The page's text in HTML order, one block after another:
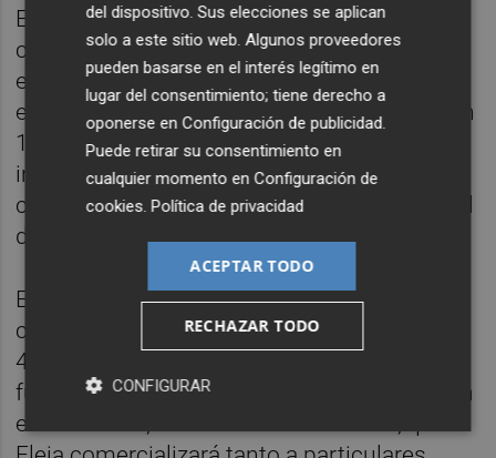
En virtud de este nuevo negocio, la
compañía prevé lanzar una compañía
eléctrica denominadaEleia, que se
encargará de vender la electricidad de origen
100% renovable que genere la cartera de
instalaciones de generación verde que
construirá y explotará también su nueva filial
de renovables Zero-E.
Esta firma, que estudia sacar a Bolsa, prevé
contar con una cartera de instalaciones de
4.500 megavatios (MW) de potencia,
fundamentalmente en España, pero también
en el exterior, en el horizonte de 2022, que
del dispositivo. Sus elecciones se aplican
solo a este sitio web. Algunos proveedores
pueden basarse en el interés legítimo en
lugar del consentimiento; tiene derecho a
oponerse enConfiguración de publicidad
Puede retirar su consentimiento en
cualquier momento enConfiguración de
cookies .Política de privacidad
ACEPTAR TODO
RECHAZAR TODO
CONFIGURAR